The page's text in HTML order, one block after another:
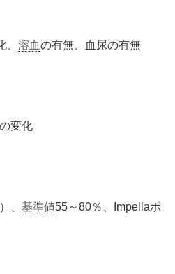
、 溶血の有無、血尿の有無
変化
、 基準値55～80％、Impellaポ